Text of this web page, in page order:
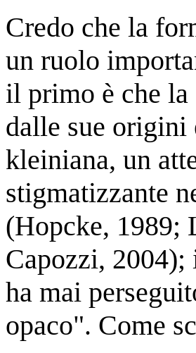
Credo che la
un ruolo
il primo è che
dalle sue origini
kleiniana, un
stigmatizzante
(Hopcke, 1989;
Capozzi, 2004);
ha mai
opaco". Come